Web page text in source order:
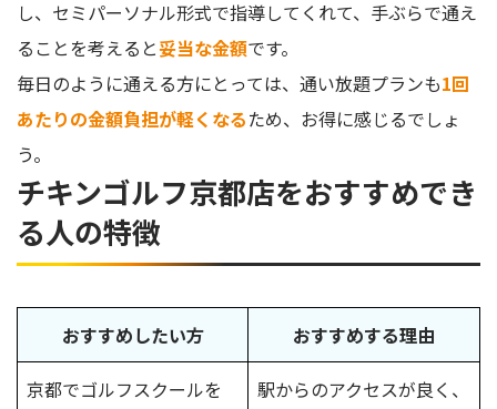
し、セミパーソナル形式で指導してくれて、手ぶらで通え
ることを考えると妥当な金額です。
毎日のように通える方にとっては、通い放題プランも1回
あたりの金額負担が軽くなるため、お得に感じるでしょ
う。
チキンゴルフ京都店をおすすめでき
る人の特徴
おすすめしたい方 おすすめする理由
京都でゴルフスクールを
駅からのアクセスが良く、